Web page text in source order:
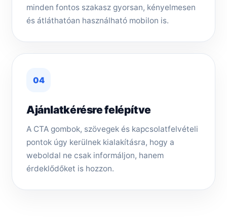
minden fontos szakasz gyorsan, kényelmesen
és átláthatóan használható mobilon is.
04
Ajánlatkérésre felépítve
A CTA gombok, szövegek és kapcsolatfelvételi
pontok úgy kerülnek kialakításra, hogy a
weboldal ne csak informáljon, hanem
érdeklődőket is hozzon.